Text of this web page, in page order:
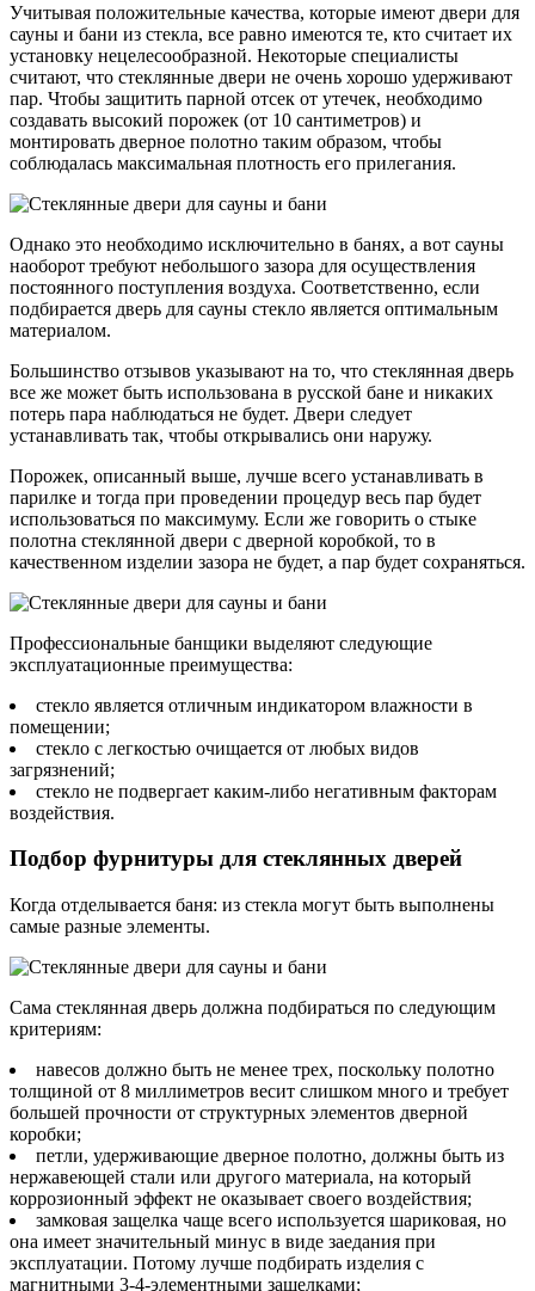
Учитывая положительные качества, которые имеют двери для
сауны и бани из стекла, все равно имеются те, кто считает их
установку нецелесообразной. Некоторые специалисты
считают, что стеклянные двери не очень хорошо удерживают
пар. Чтобы защитить парной отсек от утечек, необходимо
создавать высокий порожек (от 10 сантиметров) и
монтировать дверное полотно таким образом, чтобы
соблюдалась максимальная плотность его прилегания.
Однако это необходимо исключительно в банях, а вот сауны
наоборот требуют небольшого зазора для осуществления
постоянного поступления воздуха. Соответственно, если
подбирается дверь для сауны стекло является оптимальным
материалом.
Большинство отзывов указывают на то, что стеклянная дверь
все же может быть использована в русской бане и никаких
потерь пара наблюдаться не будет. Двери следует
устанавливать так, чтобы открывались они наружу.
Порожек, описанный выше, лучше всего устанавливать в
парилке и тогда при проведении процедур весь пар будет
использоваться по максимуму. Если же говорить о стыке
полотна стеклянной двери с дверной коробкой, то в
качественном изделии зазора не будет, а пар будет сохраняться.
Профессиональные банщики выделяют следующие
эксплуатационные преимущества:
стекло является отличным индикатором влажности в
помещении;
стекло с легкостью очищается от любых видов
загрязнений;
стекло не подвергает каким-либо негативным факторам
воздействия.
Подбор фурнитуры для стеклянных дверей
Когда отделывается баня: из стекла могут быть выполнены
самые разные элементы.
Сама стеклянная дверь должна подбираться по следующим
критериям:
навесов должно быть не менее трех, поскольку полотно
толщиной от 8 миллиметров весит слишком много и требует
большей прочности от структурных элементов дверной
коробки;
петли, удерживающие дверное полотно, должны быть из
нержавеющей стали или другого материала, на который
коррозионный эффект не оказывает своего воздействия;
замковая защелка чаще всего используется шариковая, но
она имеет значительный минус в виде заедания при
эксплуатации. Потому лучше подбирать изделия с
магнитными 3-4-элементными защелками;